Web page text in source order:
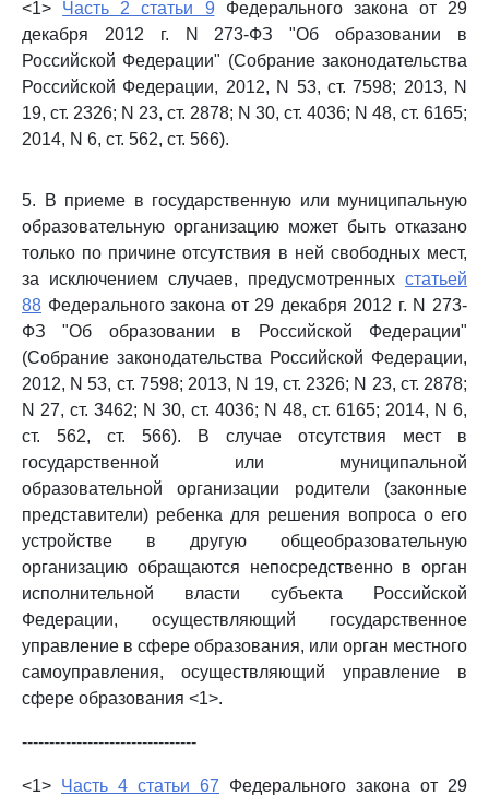
<1> Часть 2 статьи 9 Федерального закона от 29
декабря 2012 г. N 273-ФЗ "Об образовании в
Российской Федерации" (Собрание законодательства
Российской Федерации, 2012, N 53, ст. 7598; 2013, N
19, ст. 2326; N 23, ст. 2878; N 30, ст. 4036; N 48, ст. 6165;
2014, N 6, ст. 562, ст. 566).
5. В приеме в государственную или муниципальную
образовательную организацию может быть отказано
только по причине отсутствия в ней свободных мест,
за исключением случаев, предусмотренных статьей
88 Федерального закона от 29 декабря 2012 г. N 273-
ФЗ "Об образовании в Российской Федерации"
(Собрание законодательства Российской Федерации,
2012, N 53, ст. 7598; 2013, N 19, ст. 2326; N 23, ст. 2878;
N 27, ст. 3462; N 30, ст. 4036; N 48, ст. 6165; 2014, N 6,
ст. 562, ст. 566). В случае отсутствия мест в
государственной или муниципальной
образовательной организации родители (законные
представители) ребенка для решения вопроса о его
устройстве в другую общеобразовательную
организацию обращаются непосредственно в орган
исполнительной власти субъекта Российской
Федерации, осуществляющий государственное
управление в сфере образования, или орган местного
самоуправления, осуществляющий управление в
сфере образования <1>.
--------------------------------
<1> Часть 4 статьи 67 Федерального закона от 29